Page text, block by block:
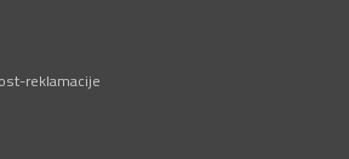
reklamacije